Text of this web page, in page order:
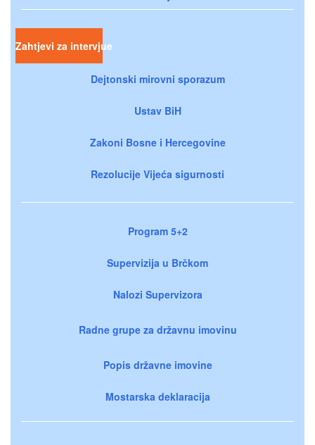
Zahtjevi za intervjue
Dejtonski mirovni sporazum
Ustav BiH
Zakoni Bosne i Hercegovine
Rezolucije Vijeća sigurnosti
Program 5+2
Supervizija u Brčkom
Nalozi Supervizora
Radne grupe za državnu imovinu
Popis državne imovine
Mostarska deklaracija